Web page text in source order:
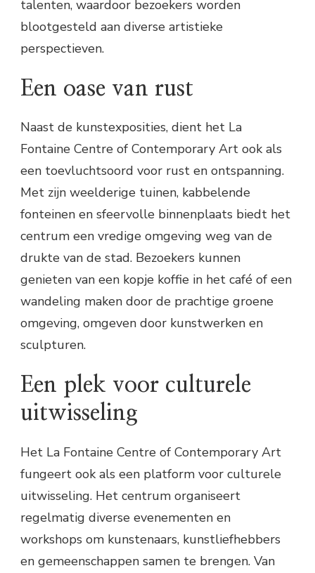
talenten, waardoor bezoekers worden
blootgesteld aan diverse artistieke
perspectieven.
Een oase van rust
Naast de kunstexposities, dient het La
Fontaine Centre of Contemporary Art ook als
een toevluchtsoord voor rust en ontspanning.
Met zijn weelderige tuinen, kabbelende
fonteinen en sfeervolle binnenplaats biedt het
centrum een vredige omgeving weg van de
drukte van de stad. Bezoekers kunnen
genieten van een kopje koffie in het café of een
wandeling maken door de prachtige groene
omgeving, omgeven door kunstwerken en
sculpturen.
Een plek voor culturele
uitwisseling
Het La Fontaine Centre of Contemporary Art
fungeert ook als een platform voor culturele
uitwisseling. Het centrum organiseert
regelmatig diverse evenementen en
workshops om kunstenaars, kunstliefhebbers
en gemeenschappen samen te brengen. Van